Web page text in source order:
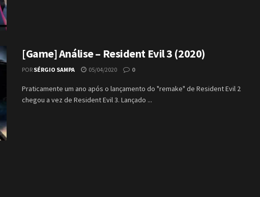
[Game] Análise – Resident Evil 3 (2020)
POR SÉRGIO SAMPA 05/04/2020 0
Praticamente um ano após o lançamento do "remake" de Resident Evil 2
chegou a vez de Resident Evil 3. Lançado ...